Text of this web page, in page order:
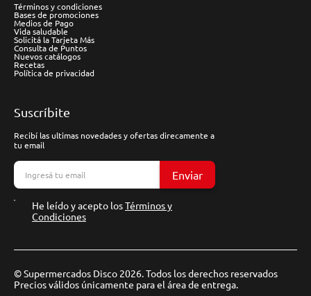
Términos y condiciones
Bases de promociones
Medios de Pago
Vida saludable
Solicitá la Tarjeta Más
Consulta de Puntos
Nuevos catálogos
Recetas
Política de privacidad
Suscríbite
Recibí las ultimas novedades y ofertas direcamente a
tu email
Enviar
He leído y acepto losTérminos y
Condiciones
© Supermercados Disco 2026. Todos los derechos reservados
Precios válidos únicamente para el área de entrega.